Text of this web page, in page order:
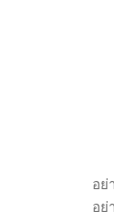
อย่
อย่